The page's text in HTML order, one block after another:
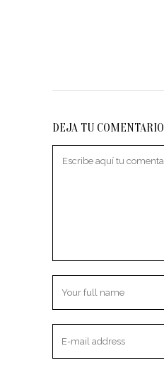
DEJA TU COMENTARIO